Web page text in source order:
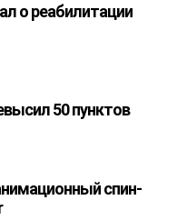
о реабилитации
50 пунктов
спин-